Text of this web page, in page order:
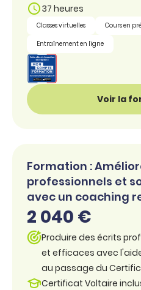
37 heures
Classes virtuelles
Cours en
Entraînement en ligne
Voir la
Formation :
professionnels et
avec un coaching
2 040 €
Produire des écrits
et efficaces avec
au passage du
Certificat Voltaire